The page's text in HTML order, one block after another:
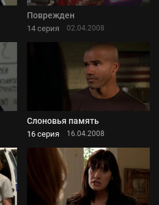
Поврежден
14 серия 02.04.2008
Слоновья память
16 серия 16.04.2008